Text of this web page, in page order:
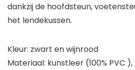
dankzij de hoofdsteun,
het lendekussen.
Kleur: zwart en wijnrood
Materiaal: kunstleer (100% PVC